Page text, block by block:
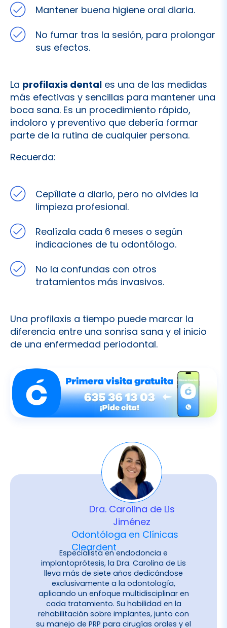
sus efectos.
profilaxis dental
indoloro y preventivo que debería formar
parte de la rutina de cualquier persona.
Recuerda:
Cepíllate a diario, pero no olvides la
Realízala cada 6 meses o según
indicaciones de tu odontólogo.
No la confundas con otros
tratamientos más invasivos.
Una profilaxis a tiempo puede marcar la
Dra. Carolina de Lis
Jiménez
Odontóloga en Clínicas
Cleardent
Especialista en endodoncia e
implantoprótesis, la Dra. Carolina de Lis
lleva más de siete años dedicándose
exclusivamente a la odontología,
aplicando un enfoque multidisciplinar en
cada tratamiento. Su habilidad en la
rehabilitación sobre implantes, junto con
su manejo de PRP para cirugías orales y el
uso de escáner intraoral, hacen que su
práctica se caracterice por la precisión y
el compromiso con tratamientos